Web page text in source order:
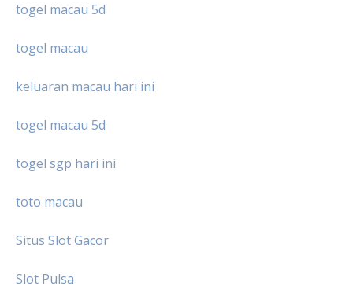
togel macau 5d
togel macau
keluaran macau hari ini
togel macau 5d
togel sgp hari ini
toto macau
Situs Slot Gacor
Slot Pulsa